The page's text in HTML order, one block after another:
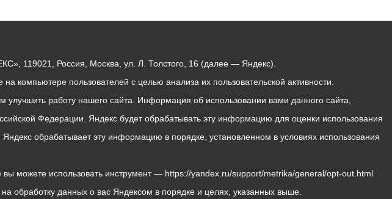
119021, Россия, Москва, ул. Л. Толстого, 16 (далее — Яндекс).
пользователей с целью анализа их пользовательской активности.
работу нашего сайта. Информация об использовании вами данного сайта,
Федерации. Яндекс будет обрабатывать эту информацию для оценки использования
обрабатывает эту информацию в порядке, установленном в условиях использования
можете использовать инструмент — https://yandex.ru/support/metrika/general/opt-out.html
обработку данных о вас Яндексом в порядке и целях, указанных выше.